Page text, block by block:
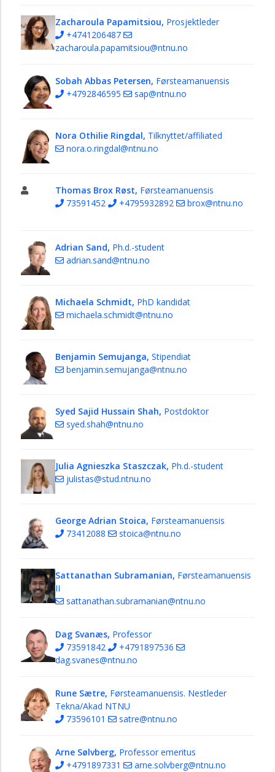
Zacharoula Papamitsiou, Prosjektleder
+4741206487
zacharoula.papamitsiou@ntnu.no
Sobah Abbas Petersen, Førsteamanuensis
+4792846595
sap@ntnu.no
Nora Othilie Ringdal, Tilknyttet/affiliated
nora.o.ringdal@ntnu.no
Thomas Brox Røst, Førsteamanuensis
73591452
+4795932892 brox@ntnu.no
Adrian Sand, Ph.d.-student
adrian.sand@ntnu.no
Michaela Schmidt, PhD kandidat
michaela.schmidt@ntnu.no
Benjamin Semujanga, Stipendiat
benjamin.semujanga@ntnu.no
Syed Sajid Hussain Shah, Postdoktor
syed.shah@ntnu.no
Julia Agnieszka Staszczak, Ph.d.-student
julistas@stud.ntnu.no
George Adrian Stoica, Førsteamanuensis
73412088
stoica@ntnu.no
Sattanathan Subramanian, Førsteamanuensis
II
sattanathan.subramanian@ntnu.no
Dag Svanæs, Professor
73591842
+4791897536
dag.svanes@ntnu.no
Rune Sætre, Førsteamanuensis. Nestleder
Tekna/Akad NTNU
73596101
satre@ntnu.no
Arne Sølvberg, Professor emeritus
+4791897331
arne.solvberg@ntnu.no